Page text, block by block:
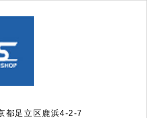
足立区鹿浜4-2-7